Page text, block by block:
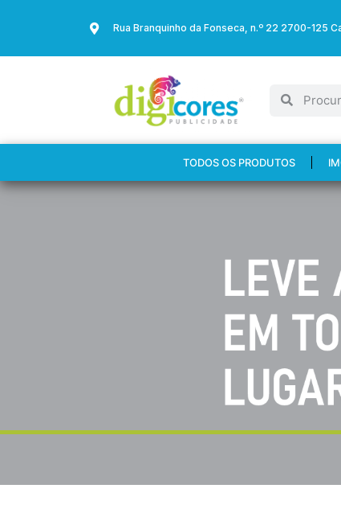
Rua Branquinho da Fonseca, n.º 22 2700-125
TODOS OS PRODUTOS